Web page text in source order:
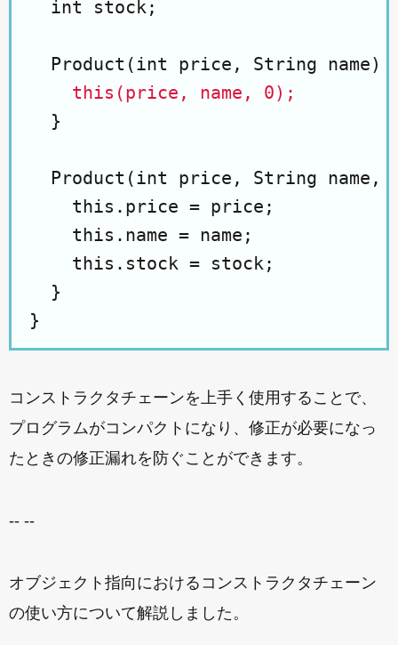
  int stock;
Product(int price, String name)
this(price, name, 0);
  }
Product(int price, String name,
    this.price = price;
    this.name = name;
    this.stock = stock;
  }
コンストラクタチェーンを上手く使用することで、
プログラムがコンパクトになり、修正が必要になっ
たときの修正漏れを防ぐことができます。
-- --
オブジェクト指向におけるコンストラクタチェーン
の使い方について解説しました。